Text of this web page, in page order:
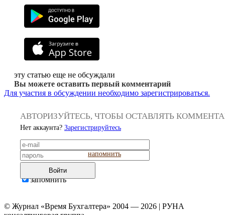
эту статью еще не обсуждали
Вы можете оставить первый комментарий
Для участия в обсуждении необходимо зарегистрироваться.
АВТОРИЗУЙТЕСЬ, ЧТОБЫ ОСТАВЛЯТЬ
Нет аккаунта? Зарегистрируйтесь
напомнить
Войти
запомнить
© Журнал «Время Бухгалтера» 2004 — 2026 | РУНА